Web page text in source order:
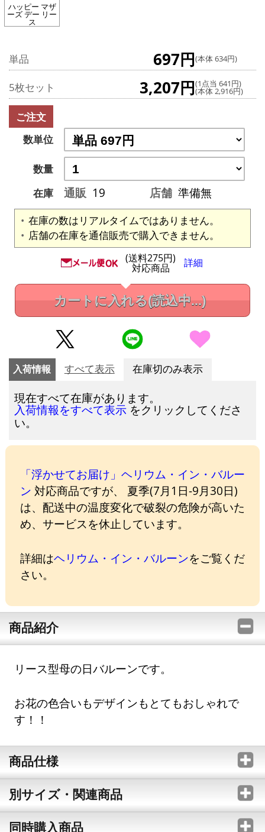
ハッピー マザ
ーズ デー リー
ス
単品 697円(本体 634円)
5枚セット 3,207円(1点当 641円)
(本体 2,916円)
ご注文
数単位
数量
在庫
通販 19 店舗 準備無
在庫の数はリアルタイムではありません。
店舗の在庫を通信販売で購入できません。
(送料275円)
対応商品 詳細
カートに入れる(読込中...)
入荷情報 すべて表示 在庫切のみ表示
現在すべて在庫があります。
入荷情報をすべて表示 をクリックしてくださ
い。
「浮かせてお届け」ヘリウム・イン・バルー
ン 対応商品ですが、 夏季(7月1日-9月30日)
は、配送中の温度変化で破裂の危険が高いた
め、サービスを休止しています。
詳細はヘリウム・イン・バルーンをご覧くだ
さい。
商品紹介
リース型母の日バルーンです。
お花の色合いもデザインもとてもおしゃれで
す！！
商品仕様
別サイズ・関連商品
同時購入商品